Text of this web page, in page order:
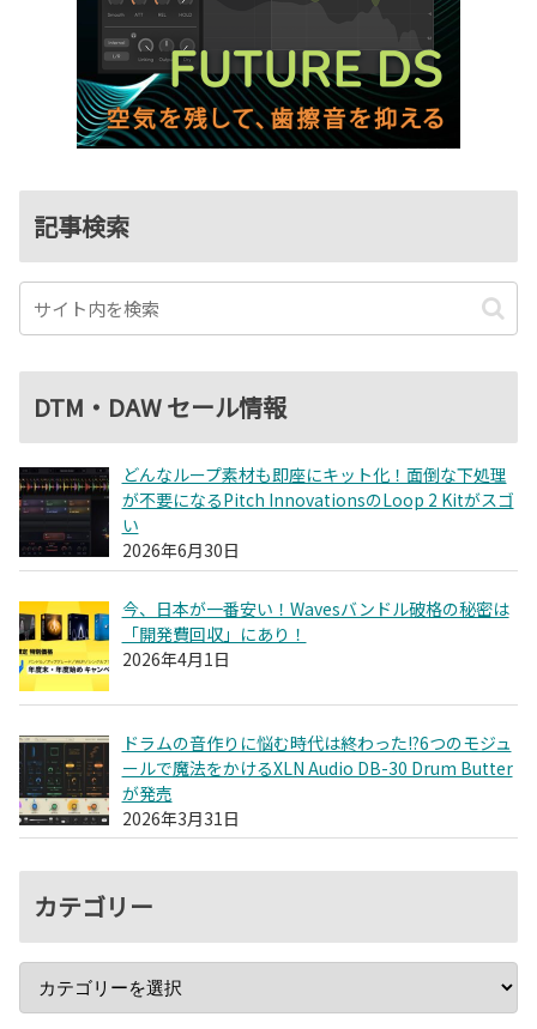
記事検索
DTM・DAW セール情報
どんなループ素材も即座にキット化！面倒な下処理
が不要になるPitch InnovationsのLoop 2 Kitがスゴ
い
2026年6月30日
今、日本が一番安い！Wavesバンドル破格の秘密は
「開発費回収」にあり！
2026年4月1日
ドラムの音作りに悩む時代は終わった!?6つのモジュ
ールで魔法をかけるXLN Audio DB-30 Drum Butter
が発売
2026年3月31日
カテゴリー